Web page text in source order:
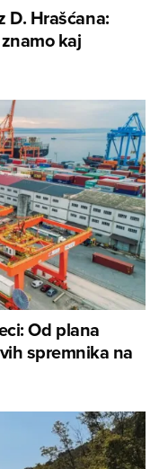
D. Hrašćana:
kaj
Od plana
spremnika na